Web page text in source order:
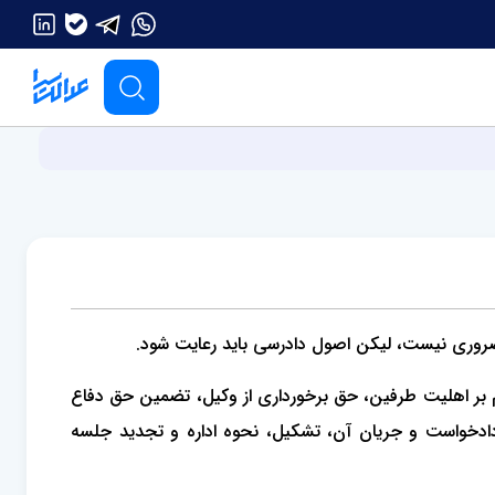
نیست، لیکن اصول دادرسی باید رعایت شود.
اهلیت طرفین، حق برخورداری از وکیل، تضمین حق دفاع
و جریان آن، تشکیل، نحوه اداره و تجدید جلسه